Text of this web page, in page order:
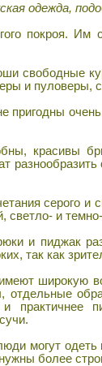
одежда,
покроя. Им
свободные
и
пригодны
красивы
серого и
светло- и
и пиджак
так как
широкую
отдельные
практичнее
могут
более